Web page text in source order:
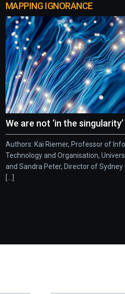
MAPPING IGNORANCE
We are not ‘in the
Authors: Kai Riemer, Professor of
Technology and Organisation,
and Sandra Peter, Director of Sydney
[...]